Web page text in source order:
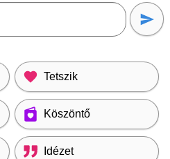
Tetszik
Köszöntő
Idézet